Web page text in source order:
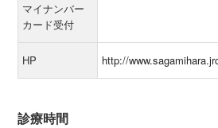
マイナンバー
カード受付
HP http://
診療時間